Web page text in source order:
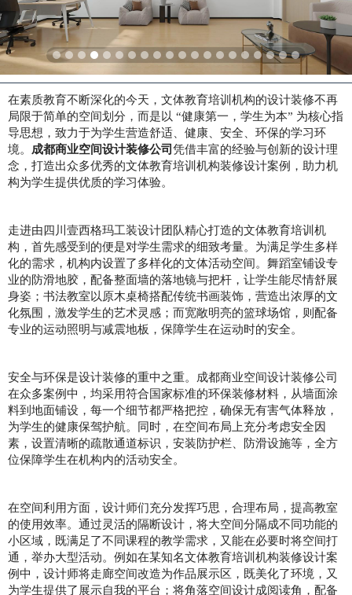
在素质教育不断深化的今天，文体教育培训机构的设计装修不再
局限于简单的空间划分，而是以 “健康第一，学生为本” 为核心指
导思想，致力于为学生营造舒适、健康、安全、环保的学习环
境。 成都商业空间设计装修公司 凭借丰富的经验与创新的设计理
念，打造出众多优秀的文体教育培训机构装修设计案例，助力机
构为学生提供优质的学习体验。
走进由四川壹西格玛工装设计团队精心打造的文体教育培训机
构，首先感受到的便是对学生需求的细致考量。为满足学生多样
化的需求，机构内设置了多样化的文体活动空间。舞蹈室铺设专
业的防滑地胶，配备整面墙的落地镜与把杆，让学生能尽情舒展
身姿；书法教室以原木桌椅搭配传统书画装饰，营造出浓厚的文
化氛围，激发学生的艺术灵感；而宽敞明亮的篮球场馆，则配备
专业的运动照明与减震地板，保障学生在运动时的安全。
安全与环保是设计装修的重中之重。成都商业空间设计装修公司
在众多案例中，均采用符合国家标准的环保装修材料，从墙面涂
料到地面铺设，每一个细节都严格把控，确保无有害气体释放，
为学生的健康保驾护航。同时，在空间布局上充分考虑安全因
素，设置清晰的疏散通道标识，安装防护栏、防滑设施等，全方
位保障学生在机构内的活动安全。
在空间利用方面，设计师们充分发挥巧思，合理布局，提高教室
的使用效率。通过灵活的隔断设计，将大空间分隔成不同功能的
小区域，既满足了不同课程的教学需求，又能在必要时将空间打
通，举办大型活动。例如在某知名文体教育培训机构装修设计案
例中，设计师将走廊空间改造为作品展示区，既美化了环境，又
为学生提供了展示自我的平台；将角落空间设计成阅读角，配备